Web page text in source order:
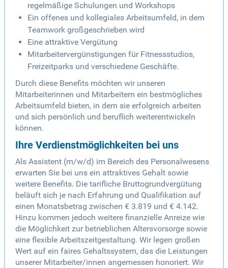
regelmäßige Schulungen und Workshops
Ein offenes und kollegiales Arbeitsumfeld, in dem
Teamwork großgeschrieben wird
Eine attraktive Vergütung
Mitarbeitervergünstigungen für Fitnessstudios,
Freizeitparks und verschiedene Geschäfte.
Durch diese Benefits möchten wir unseren
Mitarbeiterinnen und Mitarbeitern ein bestmögliches
Arbeitsumfeld bieten, in dem sie erfolgreich arbeiten
und sich persönlich und beruflich weiterentwickeln
können.
Ihre Verdienstmöglichkeiten bei uns
Als Assistent (m/w/d) im Bereich des Personalwesens
erwarten Sie bei uns ein attraktives Gehalt sowie
weitere Benefits. Die tarifliche Bruttogrundvergütung
beläuft sich je nach Erfahrung und Qualifikation auf
einen Monatsbetrag zwischen € 3.819 und € 4.142.
Hinzu kommen jedoch weitere finanzielle Anreize wie
die Möglichkeit zur betrieblichen Altersvorsorge sowie
eine flexible Arbeitszeitgestaltung. Wir legen großen
Wert auf ein faires Gehaltssystem, das die Leistungen
unserer Mitarbeiter/innen angemessen honoriert. Wir